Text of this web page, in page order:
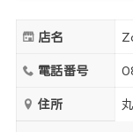
店名
電話番号
住所